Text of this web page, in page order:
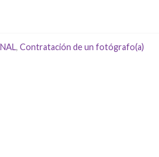
, Contratación de un fotógrafo(a)